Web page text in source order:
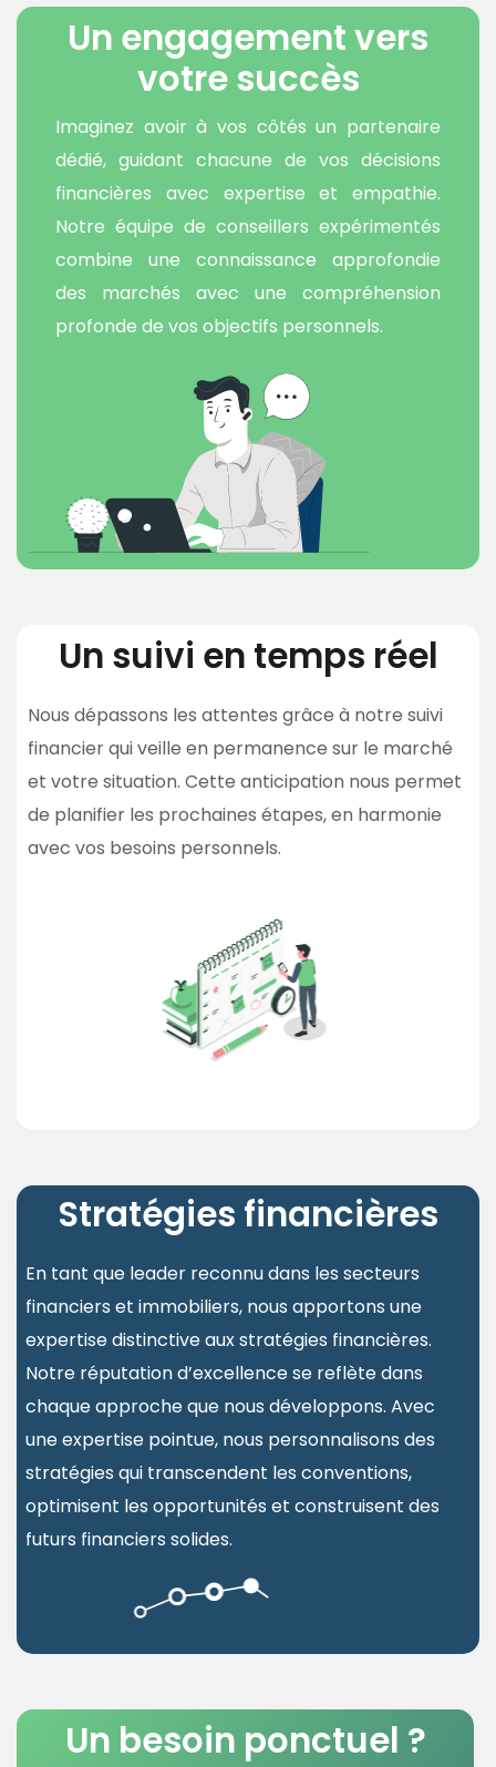
Un engagement vers
votre succès
Imaginez avoir à vos côtés un partenaire
dédié, guidant chacune de vos décisions
financières avec expertise et empathie.
Notre équipe de conseillers expérimentés
combine une connaissance approfondie
des marchés avec une compréhension
profonde de vos objectifs personnels.
Un suivi en temps réel
Nous dépassons les attentes grâce à notre suivi
financier qui veille en permanence sur le marché
et votre situation. Cette anticipation nous permet
de planifier les prochaines étapes, en harmonie
avec vos besoins personnels.
Stratégies financières
En tant que leader reconnu dans les secteurs
financiers et immobiliers, nous apportons une
expertise distinctive aux stratégies financières.
Notre réputation d’excellence se reflète dans
chaque approche que nous développons. Avec
une expertise pointue, nous personnalisons des
stratégies qui transcendent les conventions,
optimisent les opportunités et construisent des
futurs financiers solides.
Un besoin ponctuel ?